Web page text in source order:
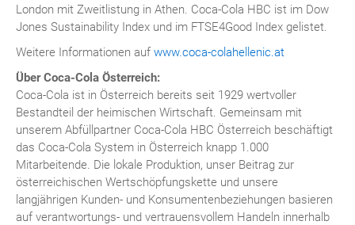
London mit Zweitlistung in Athen. Coca-Cola HBC ist im Dow
Jones Sustainability Index und im FTSE4Good Index gelistet.
Weitere Informationen auf www.coca-colahellenic.at
Über Coca-Cola Österreich:
Coca-Cola ist in Österreich bereits seit 1929 wertvoller
Bestandteil der heimischen Wirtschaft. Gemeinsam mit
unserem Abfüllpartner Coca-Cola HBC Österreich beschäftigt
das Coca-Cola System in Österreich knapp 1.000
Mitarbeitende. Die lokale Produktion, unser Beitrag zur
österreichischen Wertschöpfungskette und unsere
langjährigen Kunden- und Konsumentenbeziehungen basieren
auf verantwortungs- und vertrauensvollem Handeln innerhalb